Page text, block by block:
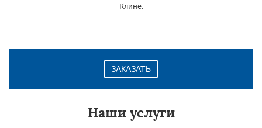
Клине.
ЗАКАЗАТЬ
Наши услуги